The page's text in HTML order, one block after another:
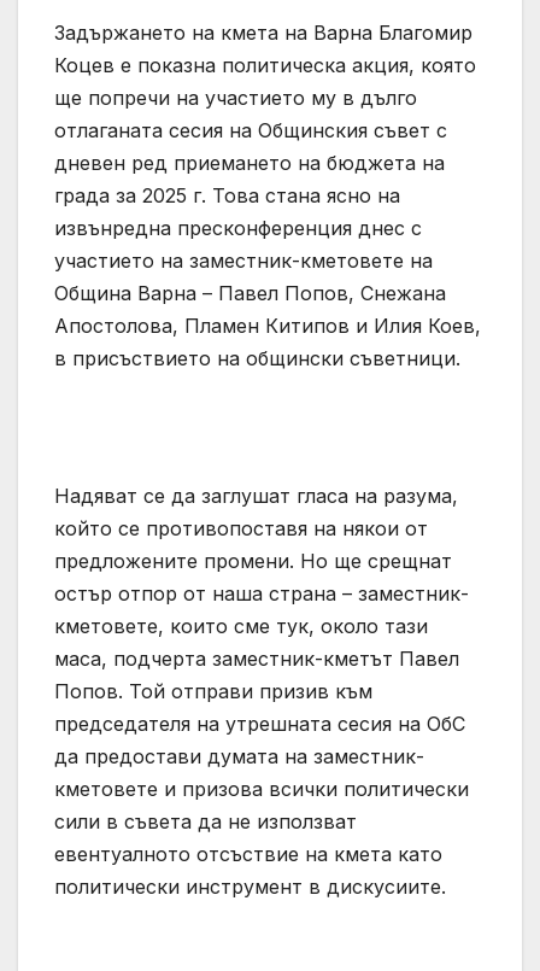
Задържането на кмета на Варна Благомир
Коцев е показна политическа акция, която
ще попречи на участието му в дълго
отлаганата сесия на Общинския съвет с
дневен ред приемането на бюджета на
града за 2025 г. Това стана ясно на
извънредна пресконференция днес с
участието на заместник-кметовете на
Община Варна – Павел Попов, Снежана
Апостолова, Пламен Китипов и Илия Коев,
в присъствието на общински съветници.
Надяват се да заглушат гласа на разума,
който се противопоставя на някои от
предложените промени. Но ще срещнат
остър отпор от наша страна – заместник-
кметовете, които сме тук, около тази
маса, подчерта заместник-кметът Павел
Попов. Той отправи призив към
председателя на утрешната сесия на ОбС
да предостави думата на заместник-
кметовете и призова всички политически
сили в съвета да не използват
евентуалното отсъствие на кмета като
политически инструмент в дискусиите.